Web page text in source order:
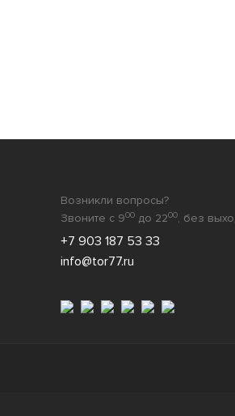
Возникли вопросы?
Звоните с 900 до 2200, без
+7 903 187 53 33
info@tor77.ru